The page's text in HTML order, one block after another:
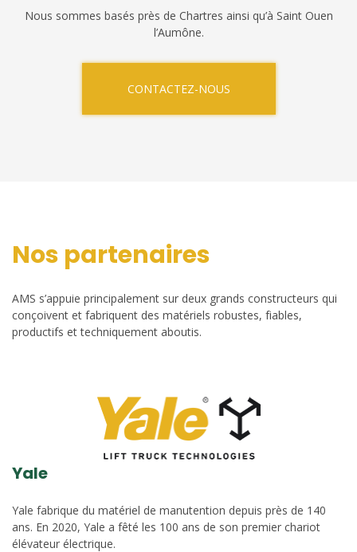
Nous sommes basés près de Chartres ainsi qu’à Saint Ouen
l’Aumône.
CONTACTEZ-NOUS
Nos partenaires
AMS s’appuie principalement sur deux grands constructeurs qui
conçoivent et fabriquent des matériels robustes, fiables,
productifs et techniquement aboutis.
Yale
Yale fabrique du matériel de manutention depuis près de 140
ans. En 2020, Yale a fêté les 100 ans de son premier chariot
élévateur électrique.